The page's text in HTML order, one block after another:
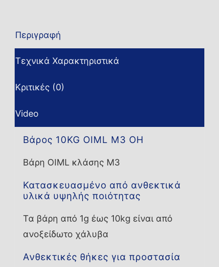
Περιγραφή
Τεχνικά Χαρακτηριστικά
Κριτικές (0)
Video
Βάρος 10KG OIML M3 OH
Βάρη OIML κλάσης M3
Κατασκευασμένο από ανθεκτικά
υλικά υψηλής ποιότητας
Τα βάρη από 1g έως 10kg είναι από
ανοξείδωτο χάλυβα
Ανθεκτικές θήκες για προστασία